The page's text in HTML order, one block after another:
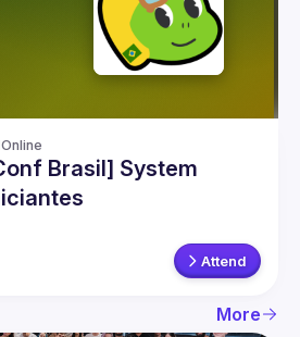
Online
Brasil] System
Attend
More